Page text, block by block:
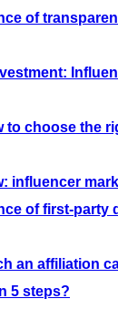
of
to choose the
influencer
of first-party
an affiliation
5 steps?